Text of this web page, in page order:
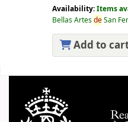
Availability:Items
Bellas ArtesdeSan
Add to